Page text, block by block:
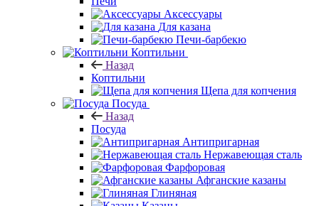
Аксессуары
Для казана
Печи-барбекю
Коптильни
Назад
Коптильни
Щепа для копчения
Посуда
Назад
Посуда
Антипригарная
Нержавеющая сталь
Фарфоровая
Афганские казаны
Глиняная